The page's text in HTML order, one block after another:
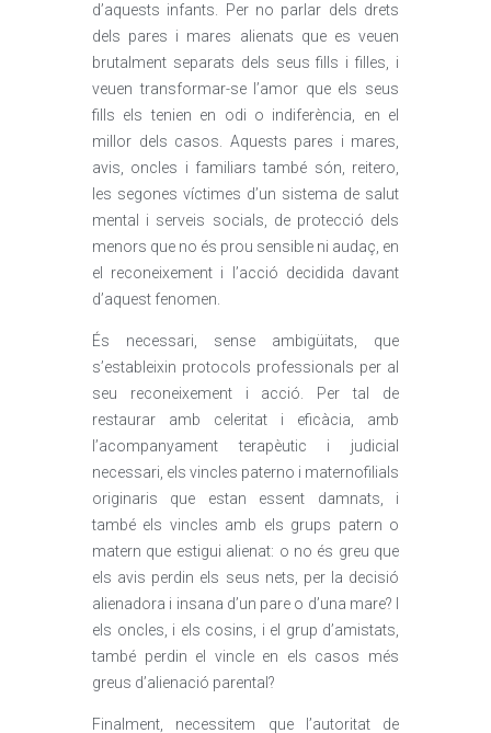
d’aquests infants. Per no parlar dels drets
dels pares i mares alienats que es veuen
brutalment separats dels seus fills i filles, i
veuen transformar-se l’amor que els seus
fills els tenien en odi o indiferència, en el
millor dels casos. Aquests pares i mares,
avis, oncles i familiars també són, reitero,
les segones víctimes d’un sistema de salut
mental i serveis socials, de protecció dels
menors que no és prou sensible ni audaç, en
el reconeixement i l’acció decidida davant
d’aquest fenomen.
És necessari, sense ambigüitats, que
s’estableixin protocols professionals per al
seu reconeixement i acció. Per tal de
restaurar amb celeritat i eficàcia, amb
l’acompanyament terapèutic i judicial
necessari, els vincles paterno i maternofilials
originaris que estan essent damnats, i
també els vincles amb els grups patern o
matern que estigui alienat: o no és greu que
els avis perdin els seus nets, per la decisió
alienadora i insana d’un pare o d’una mare? I
els oncles, i els cosins, i el grup d’amistats,
també perdin el vincle en els casos més
greus d’alienació parental?
Finalment, necessitem que l’autoritat de